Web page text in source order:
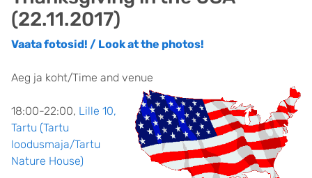
(22.11.2017)
Vaata fotosid! / Look at the photos!
Aeg ja koht/Time and venue
18:00-22:00, Lille 10,
Tartu (Tartu
loodusmaja/Tartu
Nature House)